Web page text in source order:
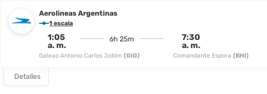
Aerolineas Argentinas
1 escala
1:05
a. m.
Galeao Antonio Carlos Jobim (GIG)
6h 25m
7:30
a. m.
Comandante Espora (BHI)
Detalles